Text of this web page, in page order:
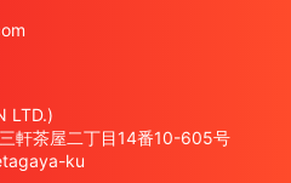
LTD.)
軒茶屋二丁目14番10-605号
ku